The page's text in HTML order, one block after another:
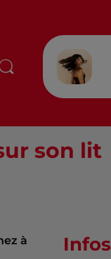
son lit
à
Infos